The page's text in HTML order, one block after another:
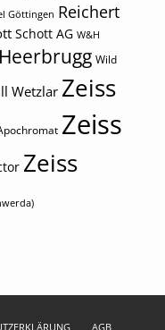
Göttingen Reichert
Schott AG W&H
Wild
Wetzlar Zeiss
Zeiss
Zeiss
AGB